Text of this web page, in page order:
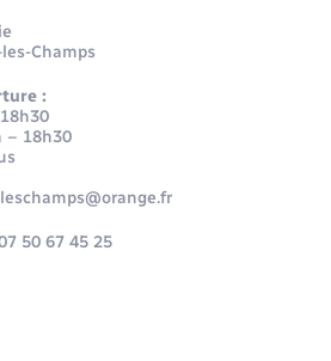
Champs
:
– 18h30
50 67 45 25